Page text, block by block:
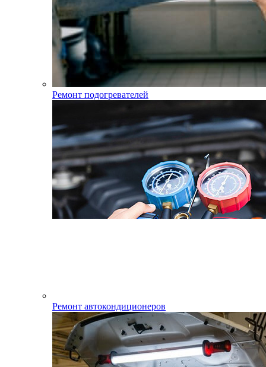
Ремонт подогревателей
Ремонт автокондиционеров